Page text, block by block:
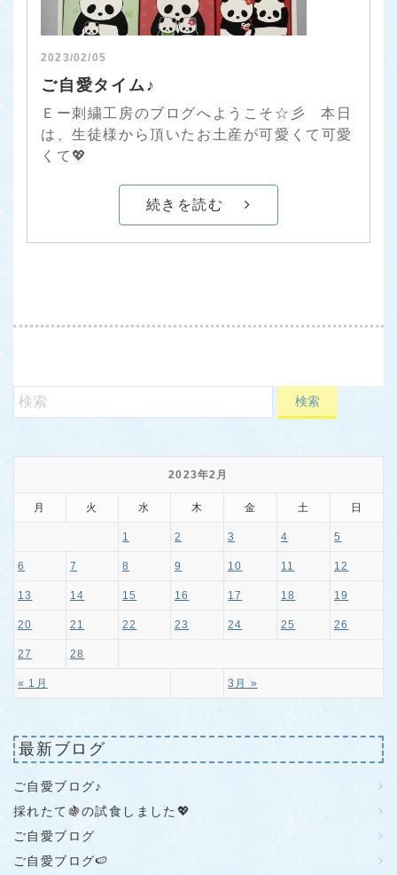
2023/02/05
ご自愛タイム♪
Ｅー刺繍工房のブログへようこそ☆彡 本日
は、生徒様から頂いたお土産が可愛くて可愛
くて💖
続きを読む
2023年2月
月 火 水 木 金 土 日
« 1月 3月 »
1 2 3 4 5
6 7 8 9 10 11 12
13 14 15 16 17 18 19
20 21 22 23 24 25 26
27 28
最新ブログ
ご自愛ブログ♪
採れたて🍇の試食しました💖
ご自愛ブログ
ご自愛ブログ🍉